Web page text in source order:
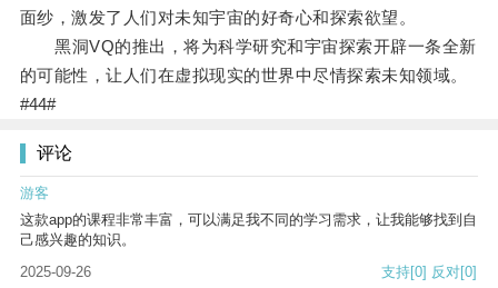
面纱，激发了人们对未知宇宙的好奇心和探索欲望。
黑洞VQ的推出，将为科学研究和宇宙探索开辟一条全新
的可能性，让人们在虚拟现实的世界中尽情探索未知领域。
#44#
评论
游客
这款app的课程非常丰富，可以满足我不同的学习需求，让我能够找到自
己感兴趣的知识。
2025-09-26
支持[0] 反对[0]